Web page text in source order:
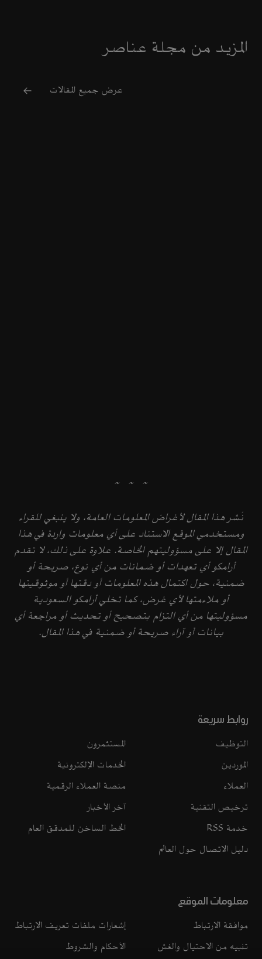
المزيد من مجلة عناصر
عرض جميع المقالات
~ ~ ~
نُشر هذا المقال لأغراض المعلومات العامة، ولا ينبغي للقراء
ومستخدمي الموقع الاستناد على أي معلومات واردة في هذا
المقال إلا على مسؤوليتهم الخاصة. علاوة على ذلك، لا تقدم
أرامكو أي تعهدات أو ضمانات من أي نوع، صريحة أو
ضمنية، حول اكتمال هذه المعلومات أو دقتها أو موثوقيتها
أو ملاءمتها لأي غرض، كما تخلي أرامكو السعودية
مسؤوليتها من أي التزام بتصحيح أو تحديث أو مراجعة أي
بيانات أو آراء صريحة أو ضمنية في هذا المقال.
روابط سريعة
التوظيف
المستثمرون
الموردين
الخدمات الإلكترونية
العملاء
منصة العملاء الرقمية
ترخيص التقنية
آخر الأخبار
خدمة RSS
الخط الساخن للمدقق العام
دليل الاتصال حول العالم
معلومات الموقع
موافقة الارتباط
إشعارات ملفات تعريف الارتباط
تنبيه من الاحتيال والغش
الأحكام والشروط